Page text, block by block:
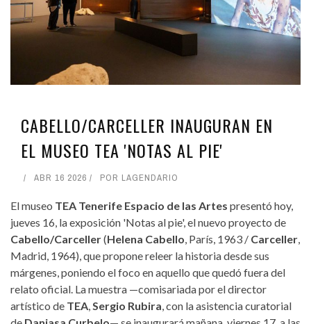
CABELLO/CARCELLER INAUGURAN EN
EL MUSEO TEA 'NOTAS AL PIE'
ABR 16 2026 POR LAGENDARIO
El museo TEA Tenerife Espacio de las Artes presentó hoy,
jueves 16, la exposición 'Notas al pie', el nuevo proyecto de
Cabello/Carceller(Helena Cabello, París, 1963 / Carceller,
Madrid, 1964), que propone releer la historia desde sus
márgenes, poniendo el foco en aquello que quedó fuera del
relato oficial. La muestra —comisariada por el director
artístico de TEA,Sergio Rubira, con la asistencia curatorial